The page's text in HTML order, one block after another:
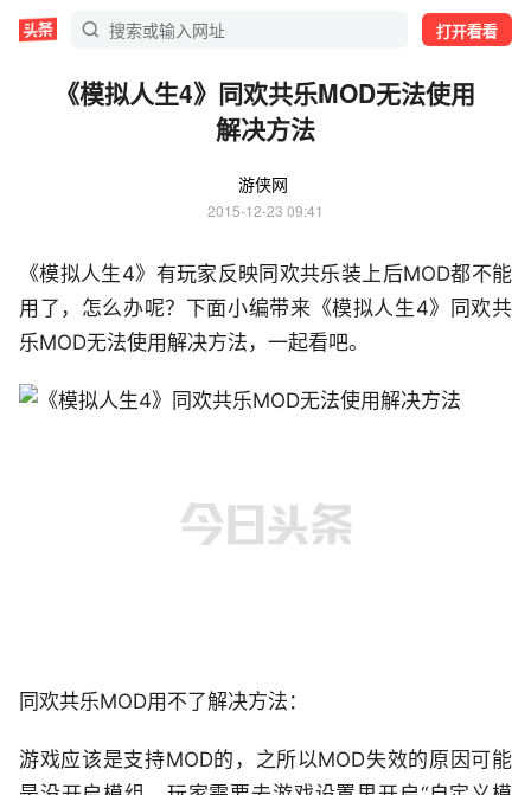
打开看看
《模拟人生4》同欢共乐MOD无法使用
解决方法
游侠网
2015-12-23 09:41
《模拟人生4》有玩家反映同欢共乐装上后MOD都不能
用了，怎么办呢？下面小编带来《模拟人生4》同欢共
乐MOD无法使用解决方法，一起看吧。
同欢共乐MOD用不了解决方法：
游戏应该是支持MOD的，之所以MOD失效的原因可能